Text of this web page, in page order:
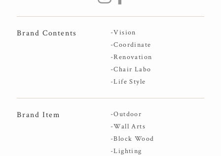
Brand Contents
-Vision
-Coordinate
-Renovation
-Chair Labo
-Life Style
Brand Item
-Outdoor
-Wall Arts
-Block Wood
-Lighting